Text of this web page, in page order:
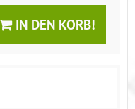
IN DEN KORB!